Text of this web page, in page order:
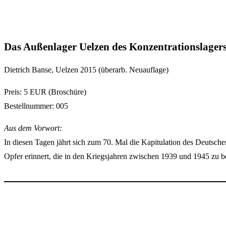
Das Außenlager Uelzen des
Dietrich Banse, Uelzen 2015 (überarb. Neuauflage)
Preis: 5 EUR (Broschüre)
Bestellnummer: 005
Aus dem Vorwort:
In diesen Tagen jährt sich zum 70. Mal die Kapitulation des
Opfer erinnert, die in den Kriegsjahren zwischen 1939 und 1945 zu